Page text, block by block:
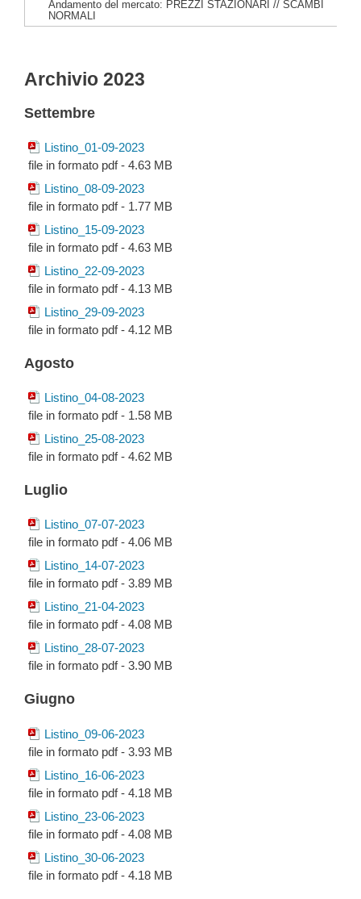
Andamento del mercato: PREZZI STAZIONARI // SCAMBI
NORMALI
Archivio 2023
Settembre
Listino_01-09-2023
file in formato pdf - 4.63 MB
Listino_08-09-2023
file in formato pdf - 1.77 MB
Listino_15-09-2023
file in formato pdf - 4.63 MB
Listino_22-09-2023
file in formato pdf - 4.13 MB
Listino_29-09-2023
file in formato pdf - 4.12 MB
Agosto
Listino_04-08-2023
file in formato pdf - 1.58 MB
Listino_25-08-2023
file in formato pdf - 4.62 MB
Luglio
Listino_07-07-2023
file in formato pdf - 4.06 MB
Listino_14-07-2023
file in formato pdf - 3.89 MB
Listino_21-04-2023
file in formato pdf - 4.08 MB
Listino_28-07-2023
file in formato pdf - 3.90 MB
Giugno
Listino_09-06-2023
file in formato pdf - 3.93 MB
Listino_16-06-2023
file in formato pdf - 4.18 MB
Listino_23-06-2023
file in formato pdf - 4.08 MB
Listino_30-06-2023
file in formato pdf - 4.18 MB